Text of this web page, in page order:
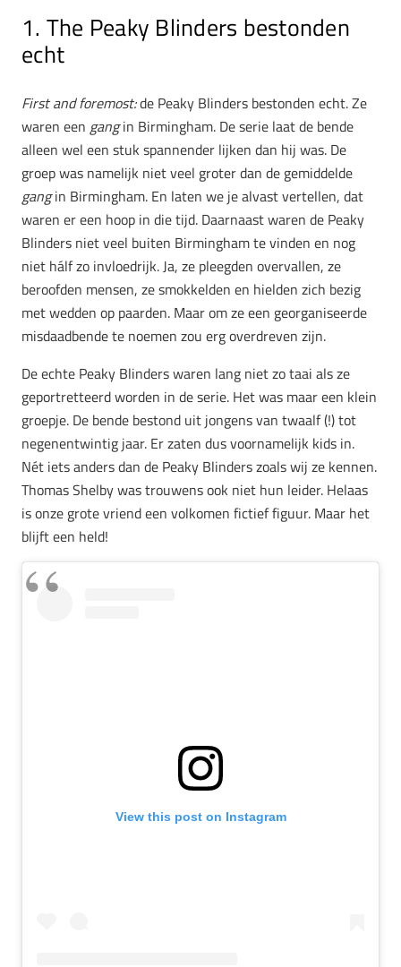
1. The Peaky Blinders bestonden
echt
First and foremost:de Peaky Blinders bestonden echt. Ze
waren een gangin Birmingham. De serie laat de bende
alleen wel een stuk spannender lijken dan hij was. De
groep was namelijk niet veel groter dan de gemiddelde
gangin Birmingham. En laten we je alvast vertellen, dat
waren er een hoop in die tijd. Daarnaast waren de Peaky
Blinders niet veel buiten Birmingham te vinden en nog
niet hálf zo invloedrijk. Ja, ze pleegden overvallen, ze
beroofden mensen, ze smokkelden en hielden zich bezig
met wedden op paarden. Maar om ze een georganiseerde
misdaadbende te noemen zou erg overdreven zijn.
De echte Peaky Blinders waren lang niet zo taai als ze
geportretteerd worden in de serie. Het was maar een klein
groepje. De bende bestond uit jongens van twaalf (!) tot
negenentwintig jaar. Er zaten dus voornamelijk kids in.
Nét iets anders dan de Peaky Blinders zoals wij ze kennen.
Thomas Shelby was trouwens ook niet hun leider. Helaas
is onze grote vriend een volkomen fictief figuur. Maar het
blijft een held!
View this post on Instagram